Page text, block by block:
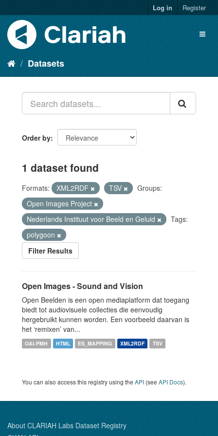
Log in Register
Datasets
Order by
1 dataset found
Formats: XML2RDF TSV
Groups:
Open Images Project
Nederlands Instituut voor Beeld en Geluid
Tags:
polygoon
Filter Results
Open Images - Sound and Vision
Open Beelden is een open mediaplatform dat toegang
biedt tot audiovisuele collecties die eenvoudig
hergebruikt kunnen worden. Een voorbeeld daarvan is
het ‘remixen’ van...
OAI-PMH HTML ES_MAPPING XML2RDF TSV
You can also access this registry using the API (see API Docs).
About CLARIAH Labs Dataset Registry